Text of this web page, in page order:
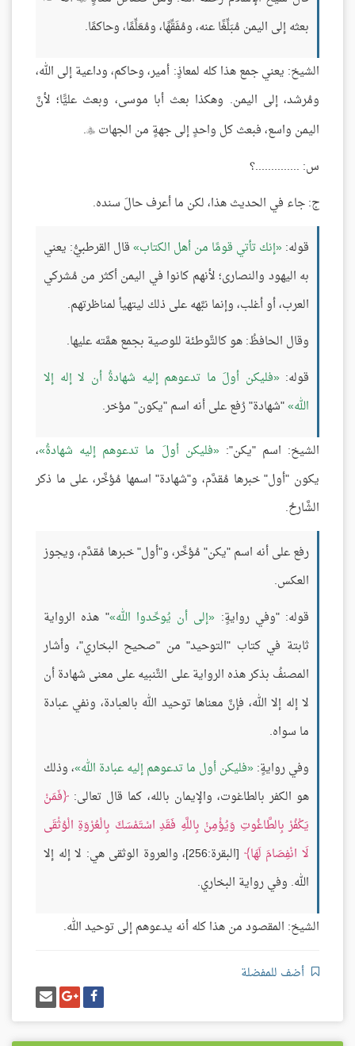
بعثه إلى اليمن مُبَلِّغًا عنه، ومُفَقِّهًا، ومُعَلِّمًا، وحاكمًا.
الشيخ: يعني جمع هذا كله لمعاذٍ: أمير، وحاكم، وداعية إلى الله،
ومُرشد، إلى اليمن. وهكذا بعث أبا موسى، وبعث عليًّا؛ لأنَّ
اليمن واسع، فبعث كل واحدٍ إلى جهةٍ من الجهات 
.
س: ..............؟
ج: جاء في الحديث هذا، لكن ما أعرف حالَ سنده.
قوله: إنك تأتي قومًا من أهل الكتاب قال القرطبيُّ: يعني
به اليهود والنصارى؛ لأنهم كانوا في اليمن أكثر من مُشركي
العرب، أو أغلب، وإنما نبَّهه على ذلك ليتهيأ لمناظرتهم.
وقال الحافظُ: هو كالتَّوطئة للوصية بجمع همَّته عليها.
قوله: فليكن أولَ ما تدعوهم إليه شهادةُ أن لا إله إلا
الله "شهادة" رُفع على أنه اسم "يكون" مؤخر.
الشيخ: اسم "يكن": فليكن أولَ ما تدعوهم إليه شهادةُ ،
يكون "أول" خبرها مُقدَّم، و"شهادة" اسمها مُؤخَّر، على ما ذكر
الشَّارحُ.
رفع على أنه اسم "يكن" مُؤخَّر، و"أول" خبرها مُقدَّم، ويجوز
العكس.
قوله: "وفي روايةٍ:
إلى أن يُوحِّدوا الله " هذه الرواية
ثابتة في كتاب "التوحيد" من "صحيح البخاري"، وأشار
المصنفُ بذكر هذه الرواية على التَّنبيه على معنى شهادة أن
لا إله إلا الله، فإنَّ معناها توحيد الله بالعبادة، ونفي عبادة
ما سواه.
وفي روايةٍ: فليكن أول ما تدعوهم إليه عبادة الله ، وذلك
هو الكفر بالطاغوت، والإيمان بالله، كما قال تعالى: فَمَنْ
يَكْفُرْ بِالطَّاغُوتِ وَيُؤْمِنْ بِاللَّهِ فَقَدِ اسْتَمْسَكَ بِالْعُرْوَةِ الْوُثْقَى
لَا انْفِصَامَ لَهَا
[البقرة:256]، والعروة الوثقى هي: لا إله إلا
الله. وفي رواية البخاري.
الشيخ: المقصود من هذا كله أنه يدعوهم إلى توحيد الله.
أضف للمفضلة
شارك
على
فيسبوك
شارك
على
غوغل
بلس
إرسل
إيميل